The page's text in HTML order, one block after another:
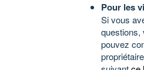
Pour les
Si vous
questions,
pouvez